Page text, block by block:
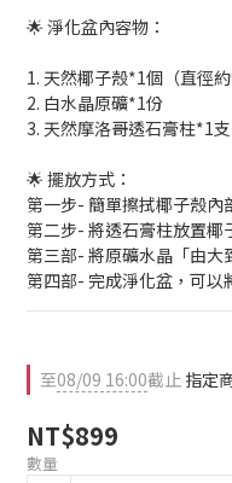
🌟 淨化盆內容物：
1. 天然椰子殼*1個（直徑約
2. 白水晶原礦*1份
3. 天然摩洛哥透石膏柱*1支
🌟 擺放方式：
第一步- 簡單擦拭椰子殼內
第二步- 將透石膏柱放置椰
第三部- 將原礦水晶「由大
第四部- 完成淨化盆，可以
至08/09 16:00截止 指定
NT$899
數量